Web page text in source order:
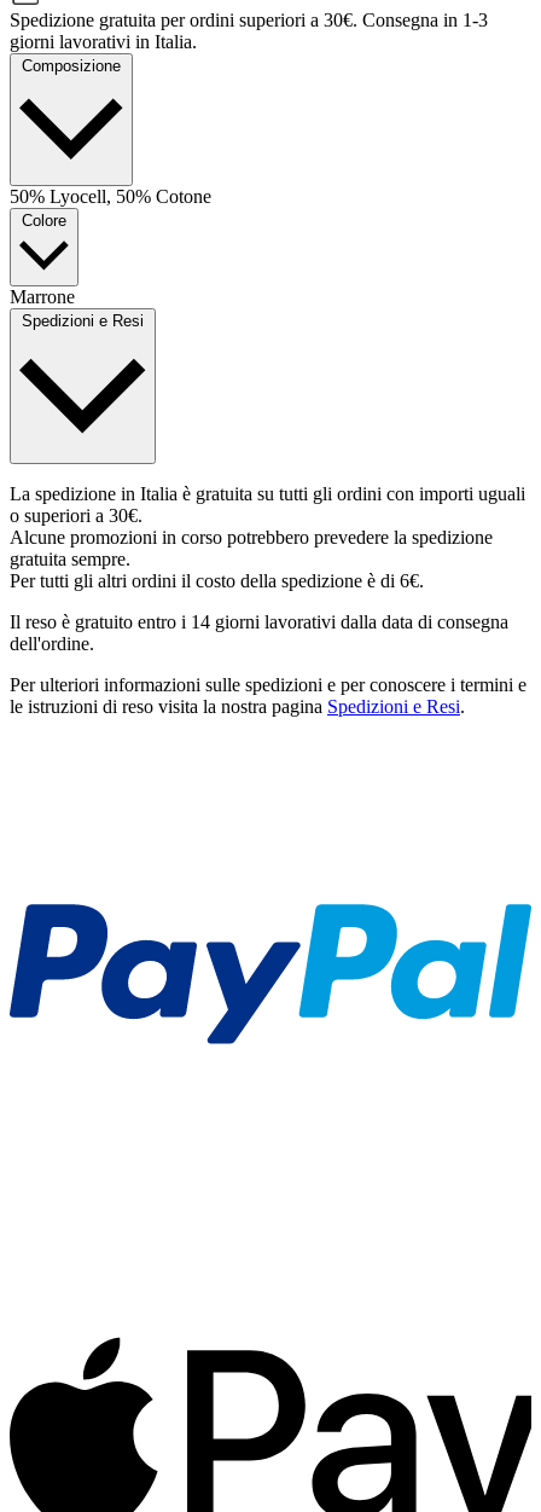
Spedizione gratuita per ordini superiori a 30€. Consegna in 1-3
giorni lavorativi in Italia.
Composizione
50% Lyocell, 50% Cotone
Colore
Marrone
Spedizioni e Resi
La spedizione in Italia è gratuita su tutti gli ordini con importi uguali
o superiori a 30€.
Alcune promozioni in corso potrebbero prevedere la spedizione
gratuita sempre.
Per tutti gli altri ordini il costo della spedizione è di 6€.
Il reso è gratuito entro i 14 giorni lavorativi dalla data di consegna
dell'ordine.
Per ulteriori informazioni sulle spedizioni e per conoscere i termini e
le istruzioni di reso visita la nostra pagina Spedizioni e Resi.